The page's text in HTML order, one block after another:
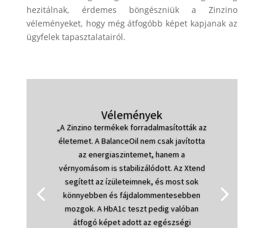
hezitálnak, érdemes böngészniük a Zinzino
véleményeket, hogy még átfogóbb képet kapjanak az
ügyfelek tapasztalatairól.
Vélemények
„A Zinzino termékek forradalmasították az
életemet. A BalanceOil nem csak javította
az energiaszintemet, hanem a
vérnyomásom is stabilizálódott. Az Xtend
segített az ízületeimnek, és most sok
könnyebben és fájdalommentesebben
mozgok. A HbA1c teszt pedig valóban
átfogó képet adott az egészségi